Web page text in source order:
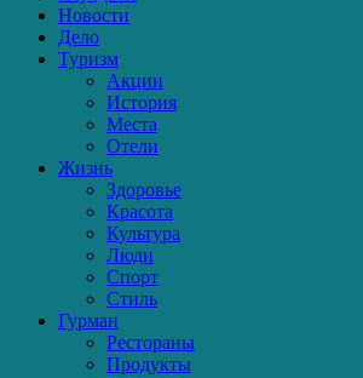
Новости
Дело
Туризм
Акции
История
Места
Отели
Жизнь
Здоровье
Красота
Культура
Люди
Спорт
Стиль
Гурман
Рестораны
Продукты